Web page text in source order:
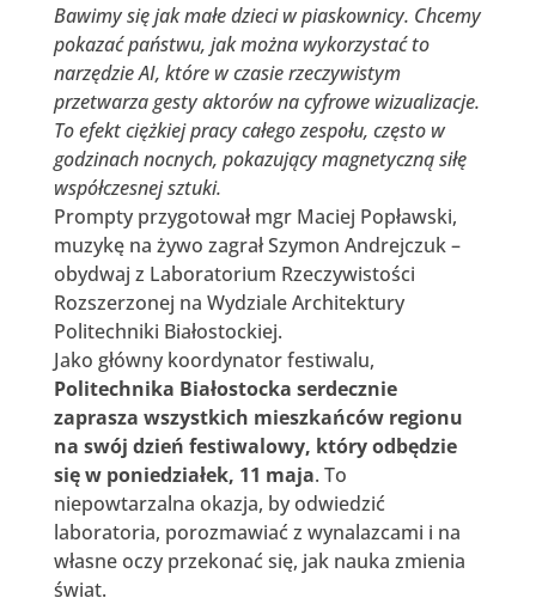
Bawimy się jak małe dzieci w piaskownicy. Chcemy
pokazać państwu, jak można wykorzystać to
narzędzie AI, które w czasie rzeczywistym
przetwarza gesty aktorów na cyfrowe wizualizacje.
To efekt ciężkiej pracy całego zespołu, często w
godzinach nocnych, pokazujący magnetyczną siłę
współczesnej sztuki.
Prompty przygotował mgr Maciej Popławski,
muzykę na żywo zagrał Szymon Andrejczuk –
obydwaj z Laboratorium Rzeczywistości
Rozszerzonej na Wydziale Architektury
Politechniki Białostockiej.
Jako główny koordynator festiwalu,
Politechnika Białostocka serdecznie
zaprasza wszystkich mieszkańców regionu
na swój dzień festiwalowy, który odbędzie
się w poniedziałek, 11 maja. To
niepowtarzalna okazja, by odwiedzić
laboratoria, porozmawiać z wynalazcami i na
własne oczy przekonać się, jak nauka zmienia
świat.